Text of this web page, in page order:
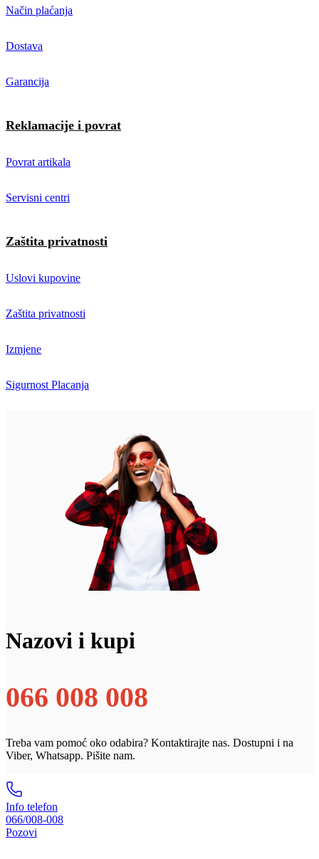
Način plaćanja
Dostava
Garancija
Reklamacije i povrat
Povrat artikala
Servisni centri
Zaštita privatnosti
Uslovi kupovine
Zaštita privatnosti
Izmjene
Sigurnost Placanja
Nazovi i kupi
066 008 008
Treba vam pomoć oko odabira? Kontaktirajte nas. Dostupni i na
Viber, Whatsapp. Pišite nam.
Info telefon
066/008-008
Pozovi